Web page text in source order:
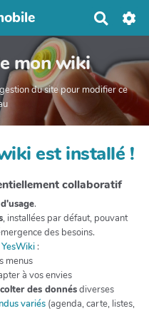
e
r
c
e
mon wiki
du site pour modifier ce
est installé !
collaboratif
.
, installées par défaut, pouvant
des besoins.
YesWiki :
menus
à vos envies
des donnésdiverses
variés (agenda, carte, listes,